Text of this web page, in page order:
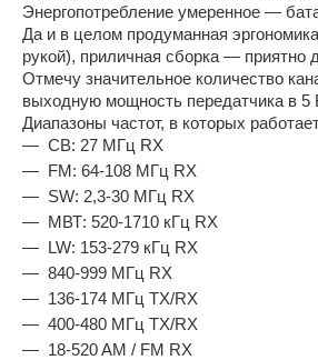
Энергопотребление умеренное —
Да и в целом продуманная
рукой), приличная сборка — приятно
Отмечу значительное количество
выходную мощность передатчика в 5
Диапазоны частот, в которых
CB: 27 МГц RX
FM: 64-108 МГц RX
SW: 2,3-30 МГц RX
МВТ: 520-1710 кГц RX
LW: 153-279 кГц RX
840-999 МГц RX
136-174 МГц TX/RX
400-480 МГц TX/RX
18-520 AM / FM RX